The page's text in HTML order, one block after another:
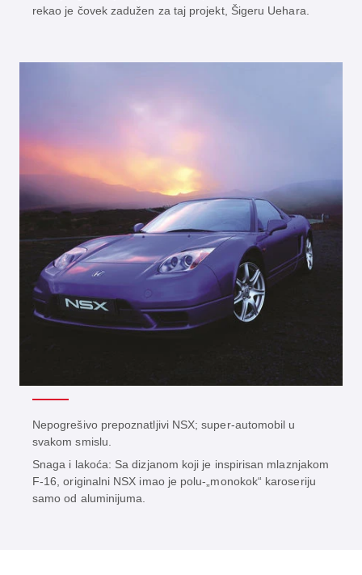
rekao je čovek zadužen za taj projekt, Šigeru Uehara.
Nepogrešivo prepoznatljivi NSX; super-automobil u
svakom smislu.
Snaga i lakoća: Sa dizjanom koji je inspirisan mlaznjakom
F-16, originalni NSX imao je polu-„monokok“ karoseriju
samo od aluminijuma.